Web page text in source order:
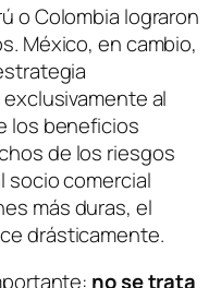
o Colombia lograron
México, en cambio,
al
los beneficios
de los riesgos
socio comercial
más duras, el
drásticamente.
no se trata